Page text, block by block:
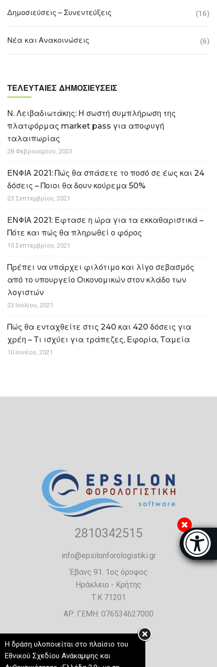
Μπάρα
Δημοσιεύσεις – Συνεντεύξεις (16)
Νέα και Ανακοινώσεις (6)
ΤΕΛΕΥΤΑΊΕΣ ΔΗΜΟΣΙΕΎΣΕΙΣ
Ν. Λειβαδιωτάκης: Η σωστή συμπλήρωση της
πλατφόρμας market pass για αποφυγή
ταλαιπωρίας
28 Φεβρουαρίου, 2023
ΕΝΦΙΑ 2021: Πώς θα σπάσετε το ποσό σε έως και 24
δόσεις – Ποιοι θα δουν κούρεμα 50%
23 Σεπτεμβρίου, 2021
ΕΝΦΙΑ 2021: Έφτασε η ώρα για τα εκκαθαριστικά –
Πότε και πώς θα πληρωθεί ο φόρος
15 Σεπτεμβρίου, 2021
Πρέπει να υπάρχει φιλότιμο και λίγο σεβασμός
από το υπουργείο Οικονομικών στον κλάδο των
λογιστών
23 Ιουλίου, 2021
Πώς θα ενταχθείτε στις 240 και 420 δόσεις για
χρέη – Τι ισχύει για τράπεζες, Εφορία, Ταμεία
10 Ιουνίου, 2021
2810342515
info@epsilonforologistiki.gr
Έβανς 91. 1ος όροφος
Ηράκλειο - Κρήτης
Τ.Κ 71201
ΑΡ. ΓΕΜΗ: 076534627000
Η δράση υλοποιείται στο πλαίσιο του
Εθνικού Σχεδίου Ανάκαμψης και